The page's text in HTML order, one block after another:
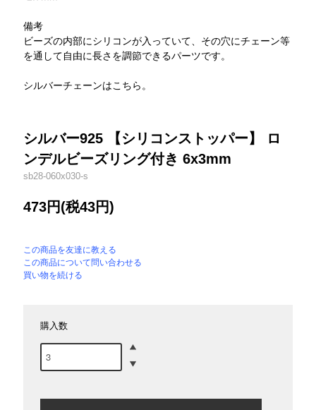
備考
ビーズの内部にシリコンが入っていて、その穴にチェーン等
を通して自由に長さを調節できるパーツです。
シルバーチェーンはこちら。
シルバー925 【シリコンストッパー】 ロ
ンデルビーズリング付き 6x3mm
sb28-060x030-s
473円(税43円)
この商品を友達に教える
この商品について問い合わせる
買い物を続ける
購入数